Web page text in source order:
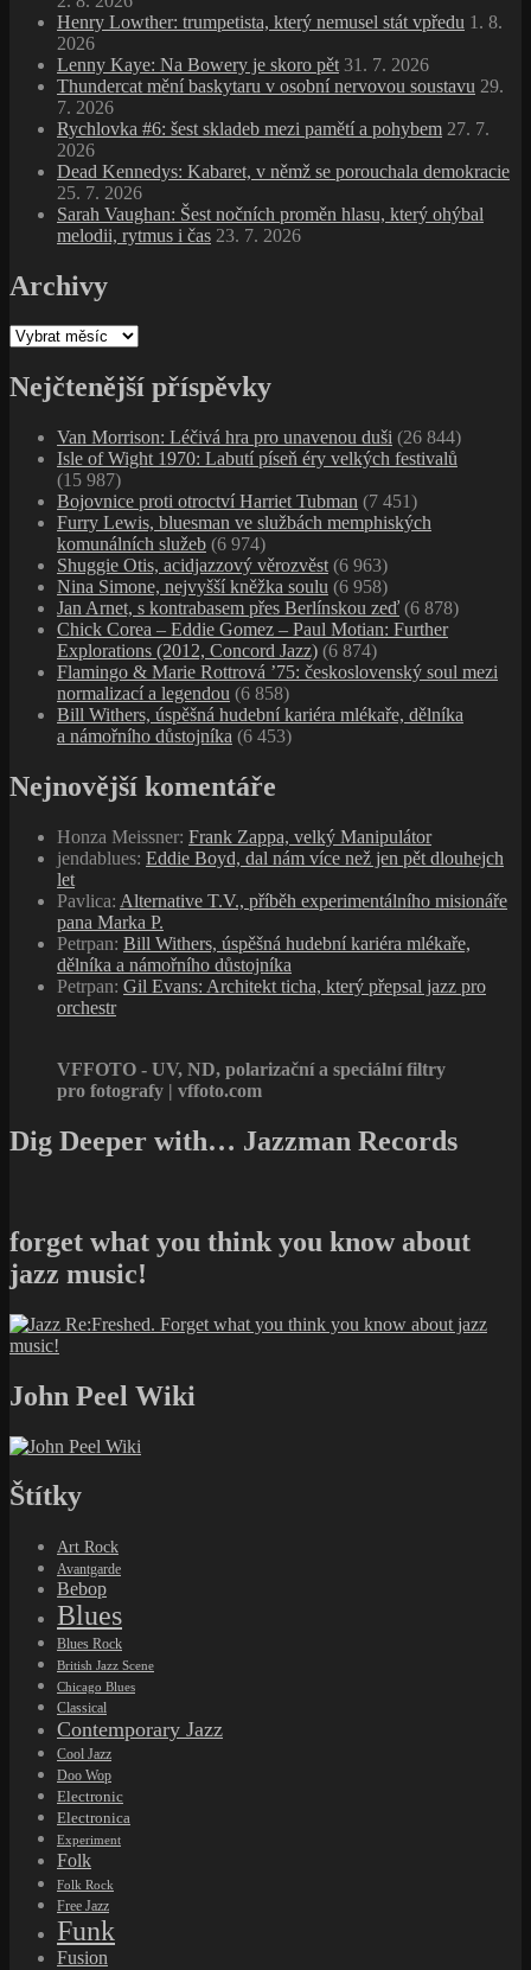
Henry Lowther: trumpetista, který nemusel stát vpředu 1. 8.
2026
Lenny Kaye: Na Bowery je skoro pět 31. 7. 2026
Thundercat mění baskytaru v osobní nervovou soustavu 29.
7. 2026
Rychlovka #6: šest skladeb mezi pamětí a pohybem 27. 7.
2026
Dead Kennedys: Kabaret, v němž se porouchala demokracie
25. 7. 2026
Sarah Vaughan: Šest nočních proměn hlasu, který ohýbal
melodii, rytmus i čas 23. 7. 2026
Archivy
Archivy
Nejčtenější příspěvky
Van Morrison: Léčivá hra pro unavenou duši (26 844)
Isle of Wight 1970: Labutí píseň éry velkých festivalů
(15 987)
Bojovnice proti otroctví Harriet Tubman (7 451)
Furry Lewis, bluesman ve službách memphiských
komunálních služeb (6 974)
Shuggie Otis, acidjazzový věrozvěst (6 963)
Nina Simone, nejvyšší kněžka soulu (6 958)
Jan Arnet, s kontrabasem přes Berlínskou zeď (6 878)
Chick Corea – Eddie Gomez – Paul Motian: Further
Explorations (2012, Concord Jazz) (6 874)
Flamingo & Marie Rottrová ’75: československý soul mezi
normalizací a legendou (6 858)
Bill Withers, úspěšná hudební kariéra mlékaře, dělníka
a námořního důstojníka (6 453)
Nejnovější komentáře
Honza Meissner: Frank Zappa, velký Manipulátor
jendablues: Eddie Boyd, dal nám více než jen pět dlouhejch
let
Pavlica: Alternative T.V., příběh experimentálního misionáře
pana Marka P.
Petrpan: Bill Withers, úspěšná hudební kariéra mlékaře,
dělníka a námořního důstojníka
Petrpan: Gil Evans: Architekt ticha, který přepsal jazz pro
orchestr
VFFOTO - UV, ND, polarizační a speciální filtry
pro fotografy | vffoto.com
Dig Deeper with… Jazzman Records
forget what you think you know about
jazz music!
John Peel Wiki
Štítky
Art Rock
Avantgarde
Bebop
Blues
Blues Rock
British Jazz Scene
Chicago Blues
Classical
Contemporary Jazz
Cool Jazz
Doo Wop
Electronic
Electronica
Experiment
Folk
Folk Rock
Free Jazz
Funk
Fusion